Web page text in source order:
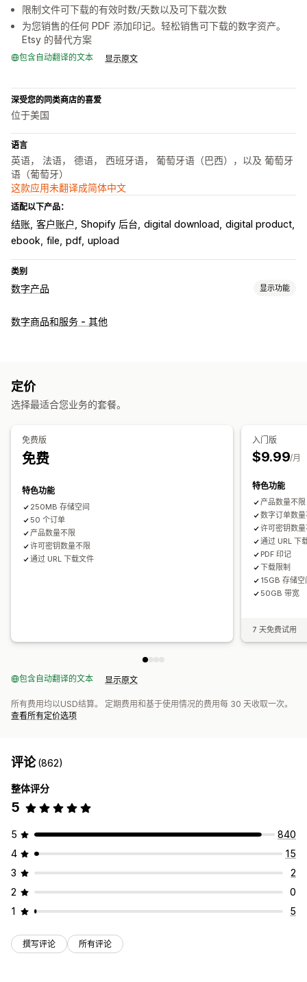
限制文件可下载的有效时数/天数以及可下载次数
为您销售的任何 PDF 添加印记。轻松销售可下载的数字资产。
Etsy 的替代方案
包含自动翻译的文本 显示原文
深受您的同类商店的喜爱
位于美国
语言
英语， 法语， 德语， 西班牙语， 葡萄牙语（巴西），以及 葡萄牙
语（葡萄牙）
这款应用未翻译成简体中文
适配以下产品：
结账 客户账户 Shopify 后台 digital download
digital product
ebook file pdf upload
类别
数字产品 显示功能
产品类型
电子邮件传送
无限制下载
分析 SMTP
访问代码
文件托管
数字商品和服务 - 其他
定价
选择最适合您业务的套餐。
免费版
免费
特色功能
250MB 存储空间
50 个订单
产品数量不限
许可密钥数量不限
通过 URL 下载文件
入门版
$9.99/月
特色功能
产品数量不限
数字订单数
许可密钥数
通过 URL 下
PDF 印记
下载限制
15GB 存储空
50GB 带宽
7 天免费试用
包含自动翻译的文本 显示原文
所有费用均以USD结算。 定期费用和基于使用情况的费用每 30 天收取一次。
查看所有定价选项
评论(862)
整体评分
5
5
840
4
15
3
2
2
0
1
5
撰写评论 所有评论